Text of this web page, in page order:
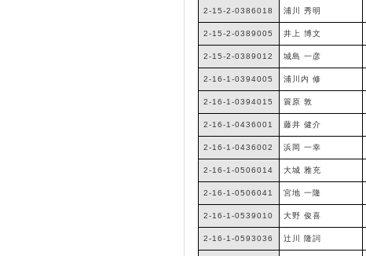
2-15-2-0386018 浦川 秀明
2-15-2-0389005 井上 博文
2-15-2-0389012 城島 一彦
2-16-1-0394005 浦川内 修
2-16-1-0394015 簑原 敦
2-16-1-0436001 藤井 健介
2-16-1-0436002 浜岡 一幸
2-16-1-0506014 大城 雅充
2-16-1-0506041 宮地 一隆
2-16-1-0539010 大野 俊喜
2-16-1-0593036 辻川 隆詞